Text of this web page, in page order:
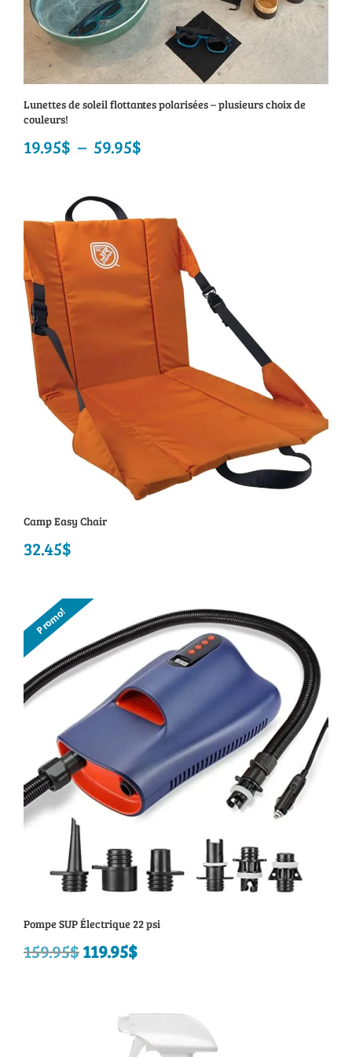
Lunettes de soleil flottantes polarisées – plusieurs choix de
couleurs!
19.95$ – 59.95$
19.95$
à
59.95$
Camp Easy Chair
32.45$
Promo!
Pompe SUP Électrique 22 psi
159.95$Le
initial
était :
119.95$
actuel
est :